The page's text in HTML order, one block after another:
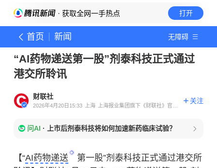
· 获取全网一手热点 打开
首页 新闻 无障碍
“AI药物递送第一股”剂泰科技正式通过
港交所聆讯
财联社
2026年4月20日15:33 上海
上海报业集团旗下《财联社》官方
关注
问AI · 上市后剂泰科技将如何加速新药临床试验？
【“AI药物递送
第一股”剂泰科技正式通过港交所